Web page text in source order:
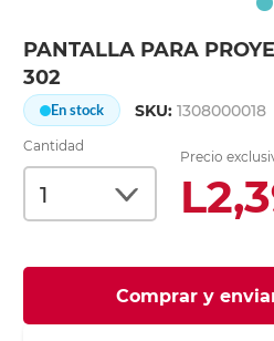
PANTALLA PARA
302
En stock SKU:1308000018
Cantidad
Precio
Comprar y